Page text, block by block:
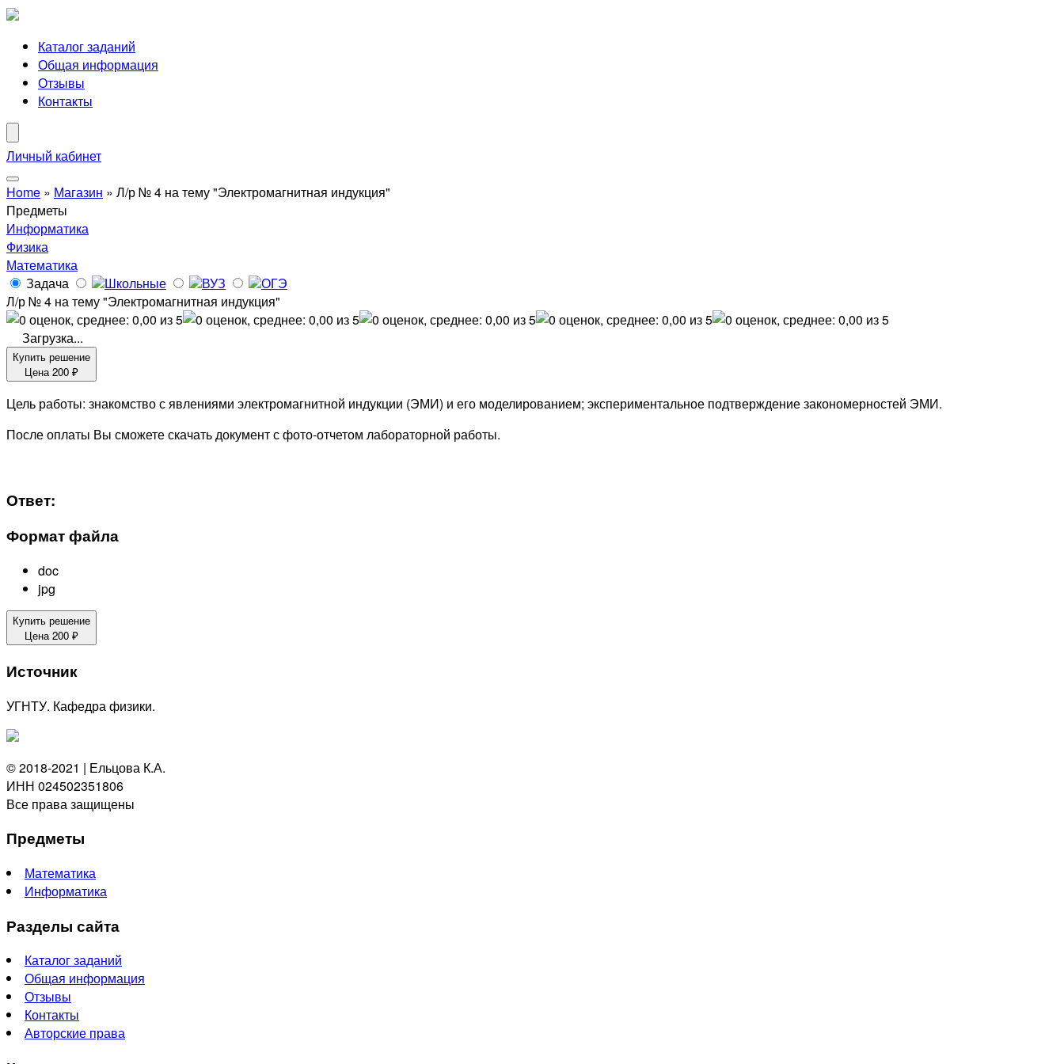
Каталог заданий
Общая информация
Отзывы
Контакты
Личный кабинет
Home » Магазин » Л/р № 4 на тему "Электромагнитная индукция"
Предметы
Информатика
Физика
Математика
Задача
Школьные ВУЗ
ОГЭ
Л/р № 4 на тему "Электромагнитная индукция"
Загрузка...
Купить решение
Цена200 ₽
Цель работы: знакомство с явлениями электромагнитной индукции (ЭМИ) и его моделированием; экспериментальное подтверждение закономерностей ЭМИ.
После оплаты Вы сможете скачать документ с фото-отчетом лабораторной работы.
Ответ:
Формат файла
doc
jpg
Купить решение
Цена200 ₽
Источник
УГНТУ. Кафедра физики.
© 2018-2021 | Ельцова К.А.
ИНН 024502351806
Все права защищены
Предметы
Математика
Информатика
Разделы сайта
Каталог заданий
Общая информация
Отзывы
Контакты
Авторские права